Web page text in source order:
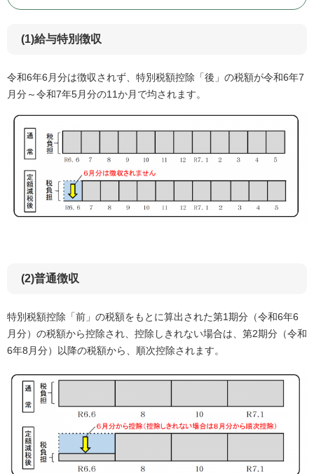
(1)給与特別徴収
令和6年6月分は徴収されず、特別税額控除「後」の税額が令和6年7
月分～令和7年5月分の11か月で均されます。
(2)普通徴収
特別税額控除「前」の税額をもとに算出された第1期分（令和6年6
月分）の税額から控除され、控除しきれない場合は、第2期分（令和
6年8月分）以降の税額から、順次控除されます。